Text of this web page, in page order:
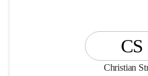
CS
Christian